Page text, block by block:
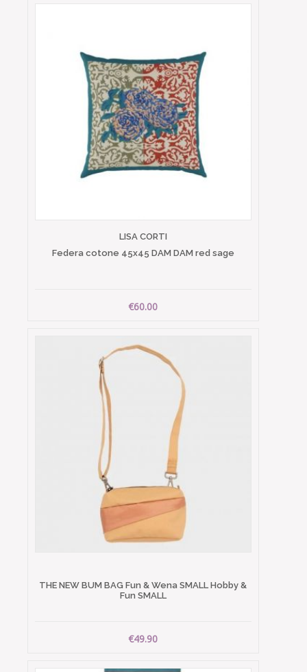
LISA CORTI
Federa cotone 45x45 DAM DAM red sage
€60.00
THE NEW BUM BAG Fun & Wena SMALL Hobby &
Fun SMALL
€49.90